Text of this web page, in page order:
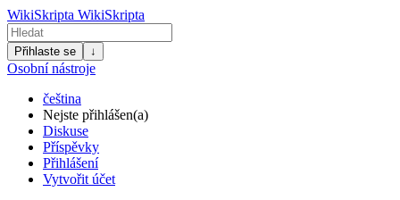
WikiSkripta WikiSkripta
Přihlaste se ↓
Osobní nástroje
čeština
Nejste přihlášen(a)
Diskuse
Příspěvky
Přihlášení
Vytvořit účet